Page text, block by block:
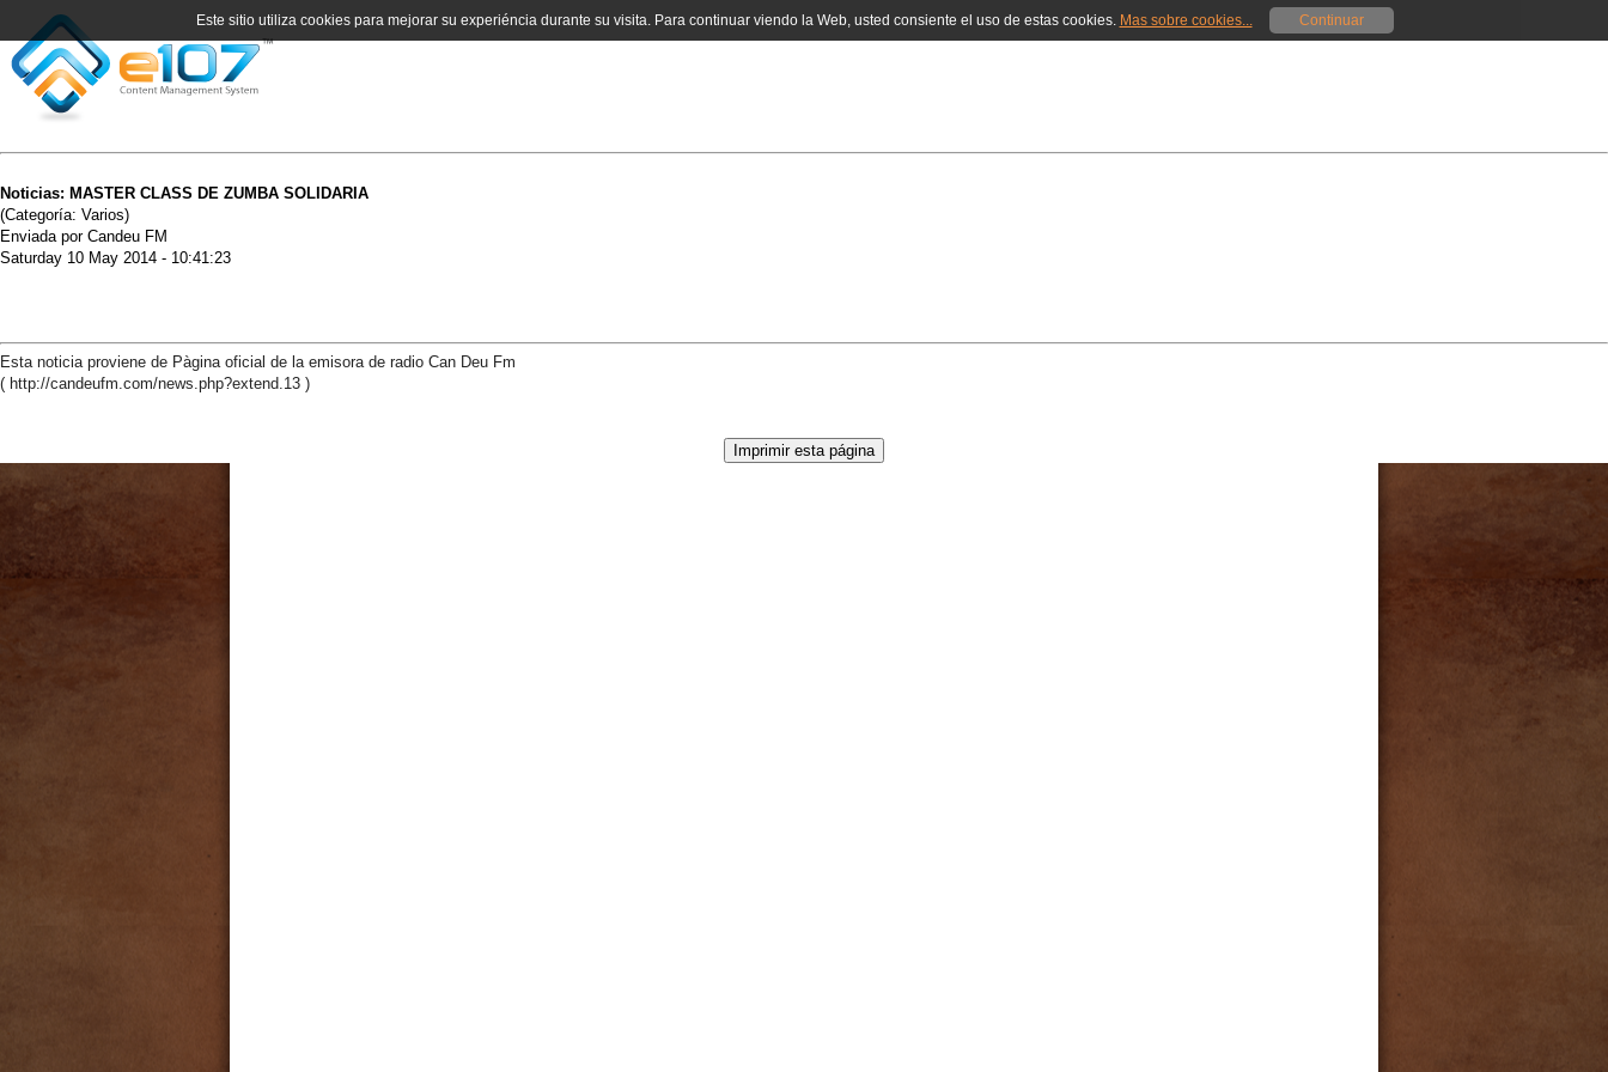
Noticias: MASTER CLASS DE ZUMBA SOLIDARIA
(Categoría: Varios)
Enviada por Candeu FM
Saturday 10 May 2014 - 10:41:23
Esta noticia proviene de Pàgina oficial de la emisora de radio Can Deu Fm
( http://candeufm.com/news.php?extend.13 )
Este sitio utiliza cookies para mejorar su experiéncia durante su visita. Para continuar viendo la Web, usted consiente el uso de estas cookies. Mas sobre cookies... Continuar